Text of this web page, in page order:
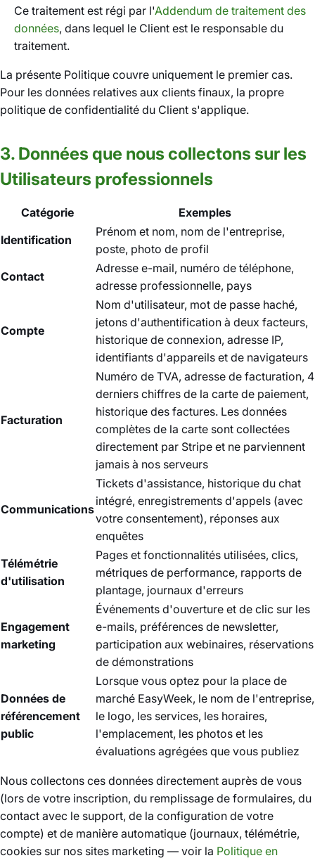
Ce traitement est régi par l'Addendum de traitement des
données, dans lequel le Client est le responsable du
traitement.
La présente Politique couvre uniquement le premier cas.
Pour les données relatives aux clients finaux, la propre
politique de confidentialité du Client s'applique.
3. Données que nous collectons sur les
Utilisateurs professionnels
Catégorie
Exemples
Identification
Prénom et nom, nom de l'entreprise,
poste, photo de profil
Contact
Adresse e-mail, numéro de téléphone,
adresse professionnelle, pays
Compte
Nom d'utilisateur, mot de passe haché,
jetons d'authentification à deux facteurs,
historique de connexion, adresse IP,
identifiants d'appareils et de navigateurs
Facturation
Numéro de TVA, adresse de facturation, 4
derniers chiffres de la carte de paiement,
historique des factures. Les données
complètes de la carte sont collectées
directement par Stripe et ne parviennent
jamais à nos serveurs
Communications
Tickets d'assistance, historique du chat
intégré, enregistrements d'appels (avec
votre consentement), réponses aux
enquêtes
Télémétrie
d'utilisation
Pages et fonctionnalités utilisées, clics,
métriques de performance, rapports de
plantage, journaux d'erreurs
Engagement
marketing
Événements d'ouverture et de clic sur les
e-mails, préférences de newsletter,
participation aux webinaires, réservations
de démonstrations
Données de
référencement
public
Lorsque vous optez pour la place de
marché EasyWeek, le nom de l'entreprise,
le logo, les services, les horaires,
l'emplacement, les photos et les
évaluations agrégées que vous publiez
Nous collectons ces données directement auprès de vous
(lors de votre inscription, du remplissage de formulaires, du
contact avec le support, de la configuration de votre
compte) et de manière automatique (journaux, télémétrie,
cookies sur nos sites marketing — voir la Politique en